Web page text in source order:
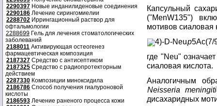
2290397 Новые инданилиденовые соединения
2290186 Лечение сирингомиелии
2288702 Иррингационный раствор для
офтальмологии
2288699 Гель для лечения стоматологических
заболеваний
2188011 Активирующая остеогенез
фармацевтическая композиция
2187327 Средство с антисептиком
2187325 Средство с радиопротекторным
действием
2287330 Композиции миноксидила
2186786 Способ получения гиалуроновой
кислоты
2186593 Лечение раненого процесса кожи
Капсульный
("MenW135")
мотивов сиаловая
4)-D-Neup5Ac(7/
где "Neu"
сиаловая кислота.
Аналогичным
Neisseria
дисахаридных